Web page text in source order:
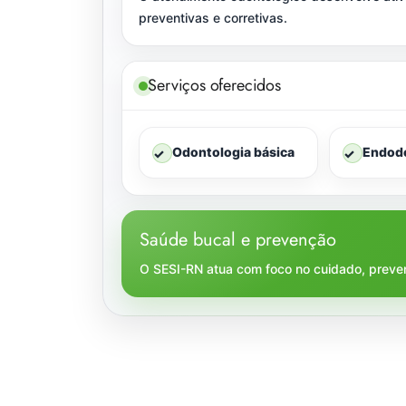
preventivas e corretivas.
Serviços oferecidos
✓ Odontologia básica ✓
Saúde bucal e prevenção
O SESI-RN atua com foco no cuidado,